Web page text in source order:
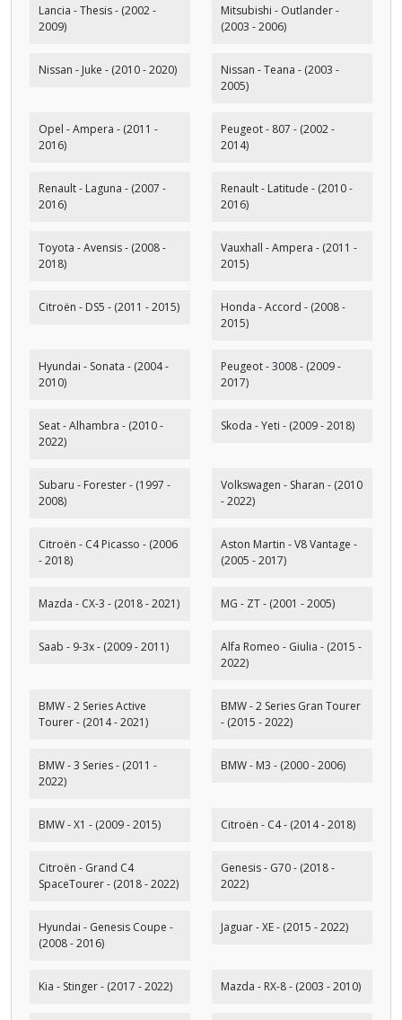
Lancia - Thesis - (2002 -
2009)
Mitsubishi - Outlander -
(2003 - 2006)
Nissan - Juke - (2010 - 2020)
Nissan - Teana - (2003 -
2005)
Opel - Ampera - (2011 -
2016)
Peugeot - 807 - (2002 -
2014)
Renault - Laguna - (2007 -
2016)
Renault - Latitude - (2010 -
2016)
Toyota - Avensis - (2008 -
2018)
Vauxhall - Ampera - (2011 -
2015)
Citroën - DS5 - (2011 - 2015)
Honda - Accord - (2008 -
2015)
Hyundai - Sonata - (2004 -
2010)
Peugeot - 3008 - (2009 -
2017)
Seat - Alhambra - (2010 -
2022)
Skoda - Yeti - (2009 - 2018)
Subaru - Forester - (1997 -
2008)
Volkswagen - Sharan - (2010
- 2022)
Citroën - C4 Picasso - (2006
- 2018)
Aston Martin - V8 Vantage -
(2005 - 2017)
Mazda - CX-3 - (2018 - 2021) MG - ZT - (2001 - 2005)
Saab - 9-3x - (2009 - 2011)
Alfa Romeo - Giulia - (2015 -
2022)
BMW - 2 Series Active
Tourer - (2014 - 2021)
BMW - 2 Series Gran Tourer
- (2015 - 2022)
BMW - 3 Series - (2011 -
2022)
BMW - M3 - (2000 - 2006)
BMW - X1 - (2009 - 2015) Citroën - C4 - (2014 - 2018)
Citroën - Grand C4
SpaceTourer - (2018 - 2022)
Genesis - G70 - (2018 -
2022)
Hyundai - Genesis Coupe -
(2008 - 2016)
Jaguar - XE - (2015 - 2022)
Kia - Stinger - (2017 - 2022) Mazda - RX-8 - (2003 - 2010)